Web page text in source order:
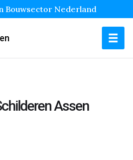
Bouwsector Nederland
Assen